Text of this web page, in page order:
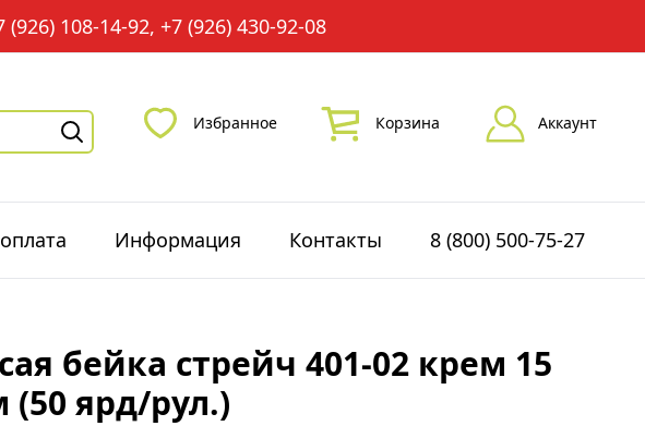
108-14-92, +7 (926) 430-92-08
Избранное Корзина Аккаунт
Информация Контакты 8 (800) 500-75-27
бейка стрейч 401-02 крем 15
ярд/рул.)